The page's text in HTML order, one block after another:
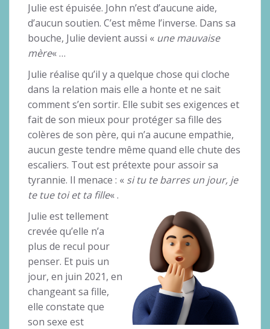
Julie est épuisée. John n’est d’aucune aide,
d’aucun soutien. C’est même l’inverse. Dans sa
bouche, Julie devient aussi « une mauvaise
mère« …
Julie réalise qu’il y a quelque chose qui cloche
dans la relation mais elle a honte et ne sait
comment s’en sortir. Elle subit ses exigences et
fait de son mieux pour protéger sa fille des
colères de son père, qui n’a aucune empathie,
aucun geste tendre même quand elle chute des
escaliers. Tout est prétexte pour assoir sa
tyrannie. Il menace : « si tu te barres un jour, je
te tue toi et ta fille« .
Julie est tellement
crevée qu’elle n’a
plus de recul pour
penser. Et puis un
jour, en juin 2021, en
changeant sa fille,
elle constate que
son sexe est